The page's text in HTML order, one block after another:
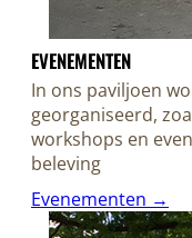
EVENEMENTEN
In ons paviljoen
georganiseerd,
workshops en
beleving
Evenementen →